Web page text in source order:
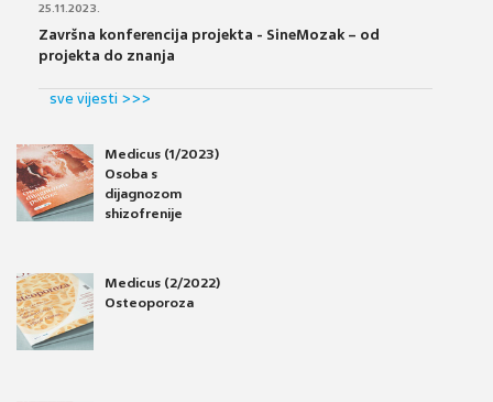
25.11.2023.
Završna konferencija projekta - SineMozak – od
projekta do znanja
sve vijesti >>>
Medicus (1/2023)
Osoba s
dijagnozom
shizofrenije
Medicus (2/2022)
Osteoporoza